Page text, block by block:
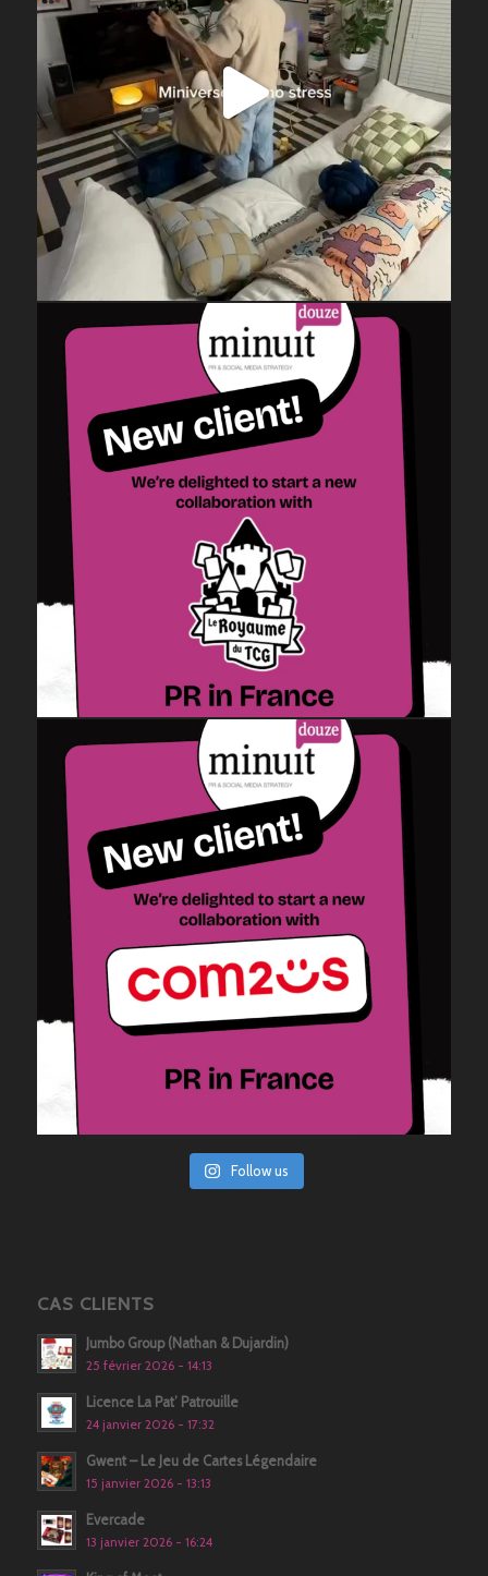
Follow us
CAS CLIENTS
Jumbo Group (Nathan & Dujardin)
25 février 2026 - 14:13
Licence La Pat’ Patrouille
24 janvier 2026 - 17:32
Gwent – Le Jeu de Cartes Légendaire
15 janvier 2026 - 13:13
Evercade
13 janvier 2026 - 16:24